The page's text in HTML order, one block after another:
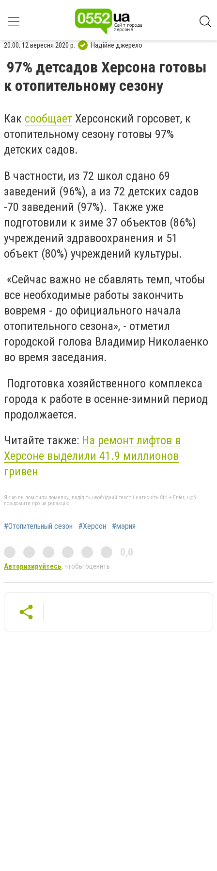
20:00, 12 вересня 2020 р. Надійне джерело
97% детсадов Херсона готовы
к отопительному сезону
Как сообщает Херсонский горсовет, к
отопительному сезону готовы 97%
детских садов.
В частности, из 72 школ сдано 69
заведений (96%), а из 72 детских садов
-70 заведений (97%). Также уже
подготовили к зиме 37 объектов (86%)
учреждений здравоохранения и 51
объект (80%) учреждений культуры.
«Сейчас важно не сбавлять темп, чтобы
все необходимые работы закончить
вовремя - до официального начала
отопительного сезона», - отметил
городской голова Владимир Николаенко
во время заседания.
Подготовка хозяйственного комплекса
города к работе в осенне-зимний период
продолжается.
Читайте также: На ремонт лифтов в
Херсоне выделили 41.9 миллионов
гривен
Якщо ви помітили помилку, виділіть необхідний текст і натисніть Ctrl + Enter, щоб
повідомити про це редакцію
#Отопительный сезон #Херсон #мэрия
0,0
Авторизируйтесь, чтобы оценить